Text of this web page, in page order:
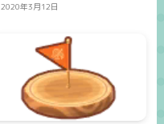
2020年3月12日